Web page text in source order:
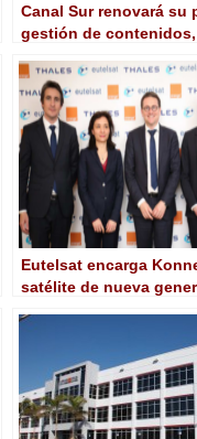
Canal Sur renovará su
gestión de contenidos,
Eutelsat encarga
satélite de nueva